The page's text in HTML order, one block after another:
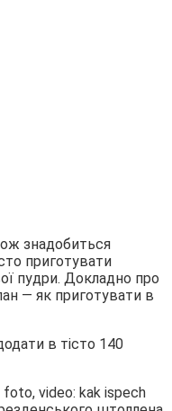
знадобиться
приготувати
пудри. Докладно про
— як приготувати в
в тісто 140